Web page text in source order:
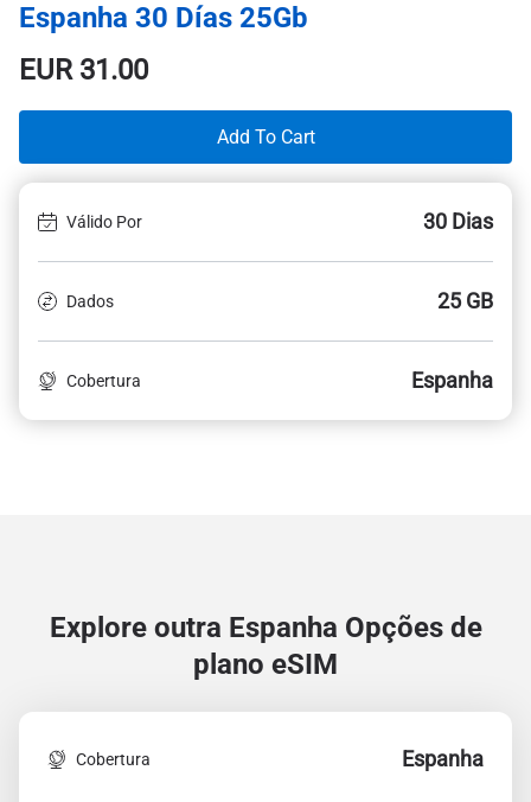
Espanha 30 Días 25Gb
EUR31.00
Add To Cart
Válido Por 30 Dias
Dados 25 GB
Cobertura Espanha
Explore outra Espanha Opções de
plano eSIM
Cobertura Espanha